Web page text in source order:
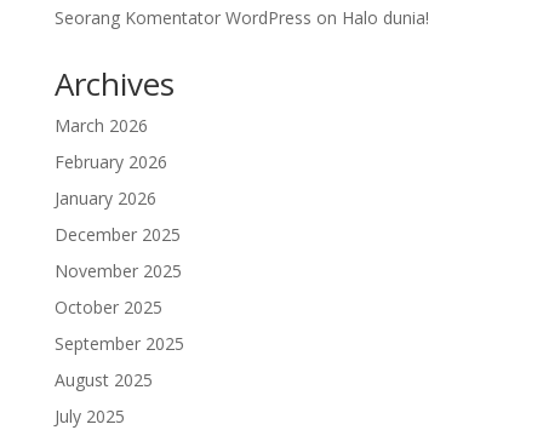
Seorang Komentator WordPress on Halo dunia!
Archives
March 2026
February 2026
January 2026
December 2025
November 2025
October 2025
September 2025
August 2025
July 2025